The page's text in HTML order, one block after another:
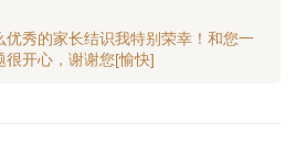
优秀的家长结识我特别荣幸！和您一